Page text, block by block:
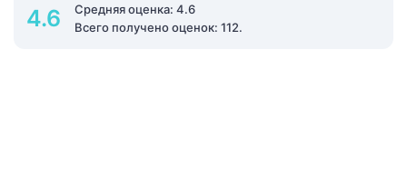
4.6
Средняя оценка: 4.6
Всего получено оценок: 112.